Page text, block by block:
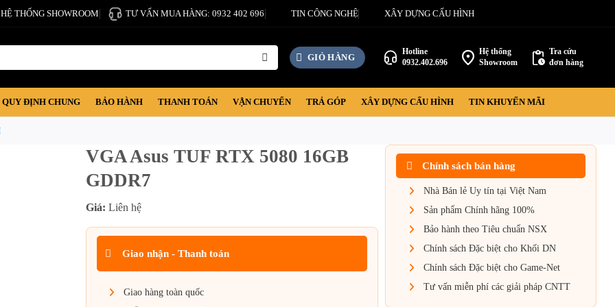
HỆ THỐNG SHOWROOM TƯ VẤN MUA HÀNG: 0932 402 696 TIN CÔNG NGHỆ XÂY DỰNG CẤU HÌNH
GIỎ HÀNG
Hotline
0932.402.696
Hệ thống
Showroom
Tra cứu
đơn hàng
QUY ĐỊNH CHUNG BẢO HÀNH THANH TOÁN VẬN CHUYỂN TRẢ GÓP XÂY DỰNG CẤU HÌNH TIN KHUYẾN MÃI
VGA Asus TUF RTX 5080 16GB
GDDR7
Giá: Liên hệ
Giao nhận - Thanh toán
Giao hàng toàn quốc
Chính sách bán hàng
Nhà Bán lẻ Uy tín tại Việt Nam
Sản phẩm Chính hãng 100%
Bảo hành theo Tiêu chuẩn NSX
Chính sách Đặc biệt cho Khối DN
Chính sách Đặc biệt cho Game-Net
Tư vấn miễn phí các giải pháp CNTT